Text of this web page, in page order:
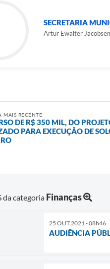
SECRETARIA
Artur Ewalter
MAIS RECENTE
DE R$ 350 MIL, DO
PARA EXECUÇÃO DE
da categoria Finanças
25 OUT 2021 - 08h46
AUDIÊNCIA